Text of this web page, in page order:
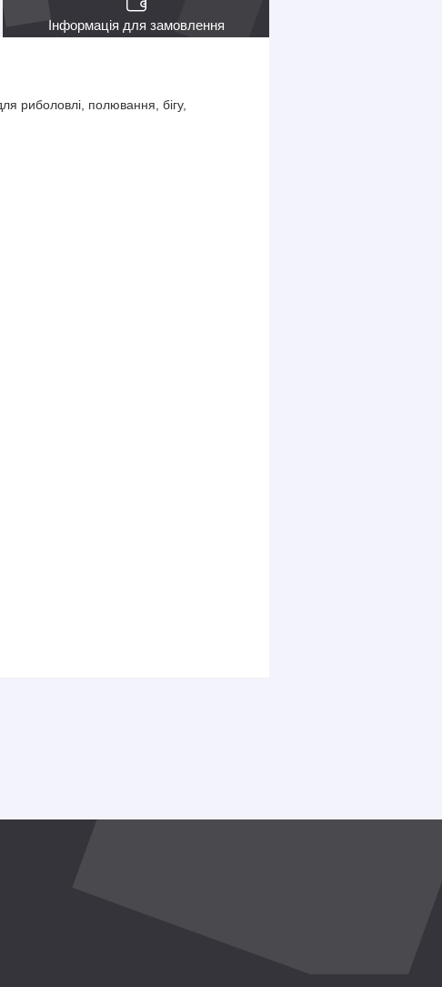
Інформація для замовлення
риболовлі, полювання, бігу,